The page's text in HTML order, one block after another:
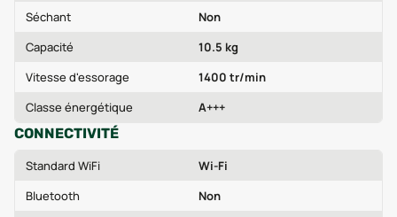
Séchant
Non
Capacité
10.5 kg
Vitesse d'essorage
1400 tr/min
Classe énergétique
A+++
CONNECTIVITÉ
Standard WiFi
Wi‑Fi
Bluetooth
Non